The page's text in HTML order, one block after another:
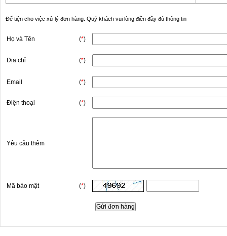
Để tiện cho việc xử lý đơn hàng. Quý khách vui lòng điền đầy đủ thông tin
Họ và Tên (*)
Địa chỉ (*)
Email (*)
Điện thoại (*)
Yêu cầu thêm
Mã bảo mật (*)